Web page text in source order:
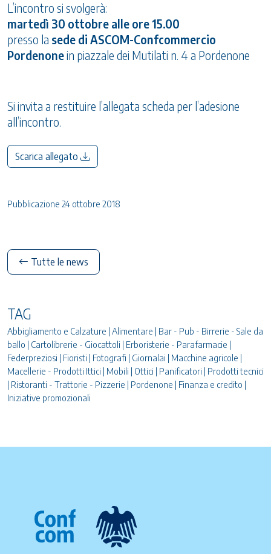
L’incontro si svolgerà:
martedì 30 ottobre alle ore 15.00
presso la sede di ASCOM-Confcommercio
Pordenonein piazzale dei Mutilati n. 4 a Pordenone
Si invita a restituire l’allegata scheda per l’adesione
all’incontro.
Scarica allegato
Pubblicazione 24 ottobre 2018
Tutte le news
TAG
Abbigliamento e Calzature | Alimentare | Bar - Pub - Birrerie - Sale da
ballo | Cartolibrerie - Giocattoli | Erboristerie - Parafarmacie |
Federpreziosi | Fioristi | Fotografi | Giornalai | Macchine agricole |
Macellerie - Prodotti Ittici | Mobili | Ottici | Panificatori | Prodotti tecnici
| Ristoranti - Trattorie - Pizzerie | Pordenone | Finanza e credito |
Iniziative promozionali